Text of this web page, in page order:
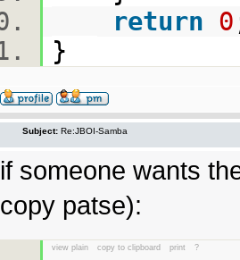
return 0
}
Subject: Re:JBOI-Samba
if someone wants
copy patse):
view plain copy to clipboard print ?